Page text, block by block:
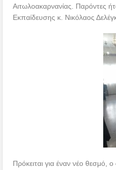
Αιτωλοακαρνανίας. Παρόντες
Εκπαίδευσης κ. Νικόλαος
Πρόκειται για έναν νέο θεσμό,